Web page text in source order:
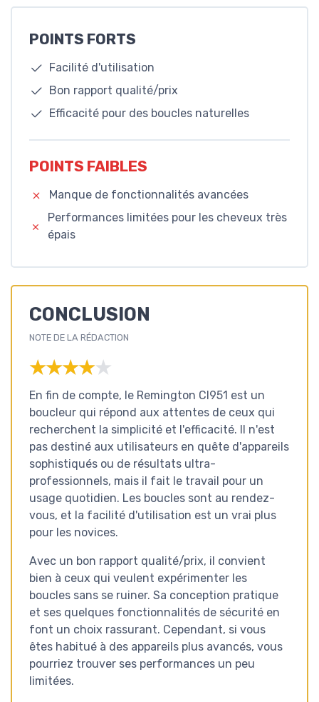
POINTS FORTS
Facilité d'utilisation
Bon rapport qualité/prix
Efficacité pour des boucles naturelles
POINTS FAIBLES
Manque de fonctionnalités avancées
Performances limitées pour les cheveux très
épais
CONCLUSION
NOTE DE LA RÉDACTION
★★★★★
★★★★★
En fin de compte, le Remington CI951 est un
boucleur qui répond aux attentes de ceux qui
recherchent la simplicité et l'efficacité. Il n'est
pas destiné aux utilisateurs en quête d'appareils
sophistiqués ou de résultats ultra-
professionnels, mais il fait le travail pour un
usage quotidien. Les boucles sont au rendez-
vous, et la facilité d'utilisation est un vrai plus
pour les novices.
Avec un bon rapport qualité/prix, il convient
bien à ceux qui veulent expérimenter les
boucles sans se ruiner. Sa conception pratique
et ses quelques fonctionnalités de sécurité en
font un choix rassurant. Cependant, si vous
êtes habitué à des appareils plus avancés, vous
pourriez trouver ses performances un peu
limitées.